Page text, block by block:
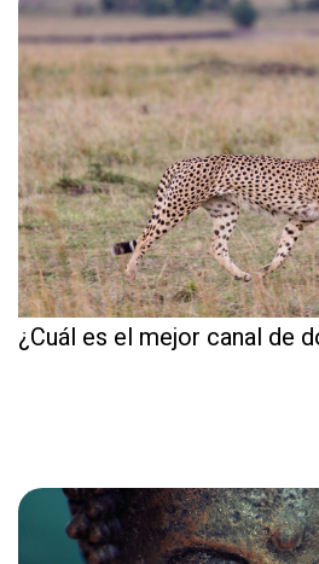
¿Cuál es el mejor canal de